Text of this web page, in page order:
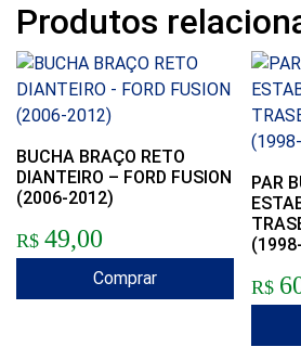
Produtos
BUCHA BRAÇO RETO
DIANTEIRO – FORD FUSION
(2006-2012)
R$ 49,00
Comprar
PAR
R$